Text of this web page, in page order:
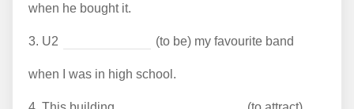
when he bought it.
3. U2 (to be) my favourite band
when I was in high school.